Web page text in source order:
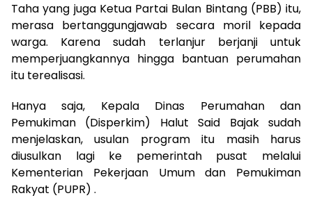
Taha yang juga Ketua Partai Bulan Bintang (PBB) itu,
merasa bertanggungjawab secara moril kepada
warga. Karena sudah terlanjur berjanji untuk
memperjuangkannya hingga bantuan perumahan
itu terealisasi.
Hanya saja, Kepala Dinas Perumahan dan
Pemukiman (Disperkim) Halut Said Bajak sudah
menjelaskan, usulan program itu masih harus
diusulkan lagi ke pemerintah pusat melalui
Kementerian Pekerjaan Umum dan Pemukiman
Rakyat (PUPR) .